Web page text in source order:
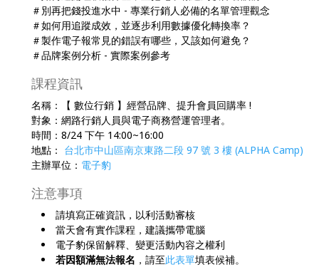
＃別再把錢投進水中 - 專業行銷人必備的名單管理觀念
＃如何用追蹤成效，並逐步利用數據優化轉換率？
＃製作電子報常見的錯誤有哪些，又該如何避免？
＃品牌案例分析 - 實際案例參考
課程資訊
名稱：【 數位行銷 】經營品牌、提升會員回購率 !
對象：網路行銷人員與電子商務營運管理者。
時間：8/24 下午 14:00~16:00
地點： 台北市中山區南京東路二段 97 號 3 樓 (ALPHA Camp)
主辦單位： 電子豹
注意事項
請填寫正確資訊，以利活動審核
當天會有實作課程，建議攜帶電腦
電子豹保留解釋、變更活動內容之權利
若因額滿無法報名 ，請至此表單填表候補。